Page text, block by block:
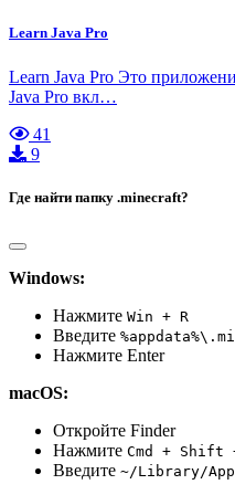
Learn Java Pro
Learn Java Pro Это
Java Pro вкл…
41
9
Где найти папку .minecraft?
Windows:
Нажмите Win + R
Введите
Нажмите Enter
macOS:
Откройте Finder
Нажмите Cmd + Shift
Введите ~/Library/